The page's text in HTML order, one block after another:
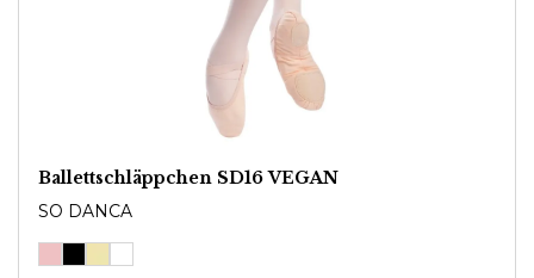
Ballettschläppchen SD16 VEGAN
SO DANCA